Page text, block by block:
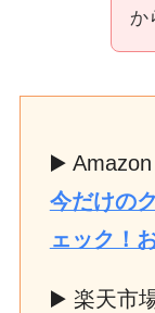
か
▶️ Amazon
今だけの
ェック！
▶️ 楽天市